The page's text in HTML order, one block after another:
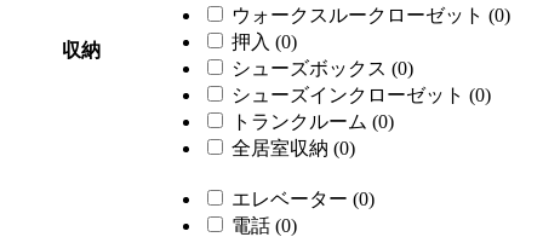
収納
ウォークスルークローゼット (0)
押入 (0)
シューズボックス (0)
シューズインクローゼット (0)
トランクルーム (0)
全居室収納 (0)
エレベーター (0)
電話 (0)